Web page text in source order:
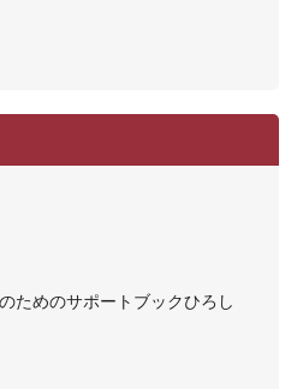
ためのサポートブックひろし